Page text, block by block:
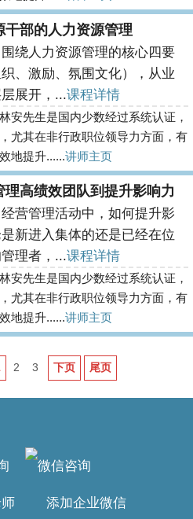
干部的人力资源管理
围绕人力资源管理的核心四要
、激励、氛围文化），从业
展开，...课程详情
安先生是国内少数经过系统认证，
尤其在非行政职位领导力方面，有
地提升......讲师主页
理高绩效团队到提升影响力
经营管理活动中，如何提升影
新进入集体的还是已经在位
理者，...课程详情
安先生是国内少数经过系统认证，
尤其在非行政职位领导力方面，有
地提升......讲师主页
2 3 下页 尾页
师 添加企业微信